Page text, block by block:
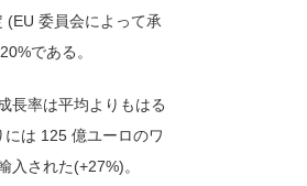
(EU 委員会によって承
である。
長率は平均よりもはる
は 125 億ユーロのワ
された(+27%)。